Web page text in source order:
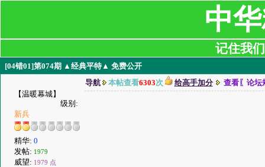
中
记住我
[04错01]第074期 ▲经典平特▲ 免费公开
【温暖幕城】
级别:
新兵
精华: 0
发帖: 1979
威望: 1979 点
导航 本帖查看6303次 给高手加分 查看〖论坛